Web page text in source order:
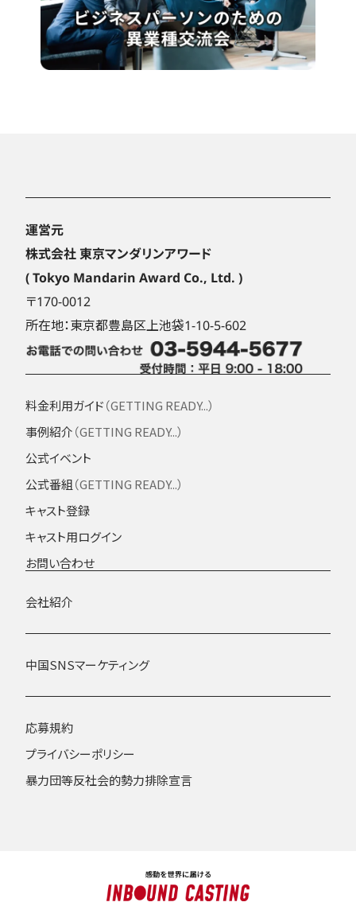
運営元
株式会社 東京マンダリンアワード
( Tokyo Mandarin Award Co., Ltd. )
〒170-0012
所在地：東京都豊島区上池袋1-10-5-602
料金利用ガイド（GETTING READY...）
事例紹介（GETTING READY...）
公式イベント
公式番組（GETTING READY...）
キャスト登録
キャスト用ログイン
お問い合わせ
会社紹介
中国SNSマーケティング
応募規約
プライバシーポリシー
暴力団等反社会的勢力排除宣言